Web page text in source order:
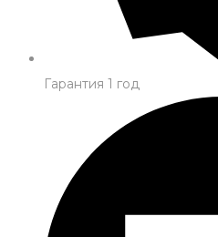
Гарантия 1 год